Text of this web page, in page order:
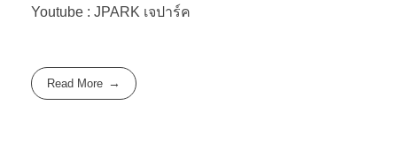
Youtube : JPARK เจปาร์ค
Read More